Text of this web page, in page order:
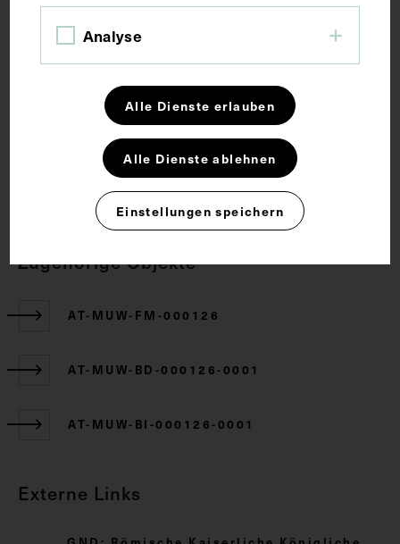
Anatomie
Herzbeutel
Lehrmittel Pulmonalvene
CC BY-NC-SA 4.0
Zugehörige Objekte
AT-MUW-FM-000126
AT-MUW-BD-000126-0001
AT-MUW-BI-000126-0001
Externe Links
Analyse
Alle Dienste erlauben
Alle Dienste ablehnen
Einstellungen speichern